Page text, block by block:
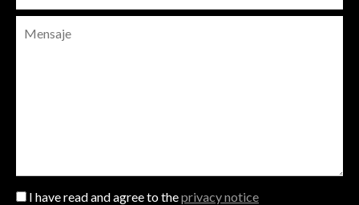
I have read and agree to theprivacy notice